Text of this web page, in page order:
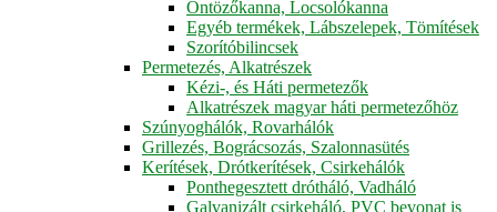
Öntözőkanna, Locsolókanna
Egyéb termékek, Lábszelepek, Tömítések
Szorítóbilincsek
Permetezés, Alkatrészek
Kézi-, és Háti permetezők
Alkatrészek magyar háti permetezőhöz
Szúnyoghálók, Rovarhálók
Grillezés, Bográcsozás, Szalonnasütés
Kerítések, Drótkerítések, Csirkehálók
Ponthegesztett drótháló, Vadháló
Galvanizált csirkeháló, PVC bevonat is